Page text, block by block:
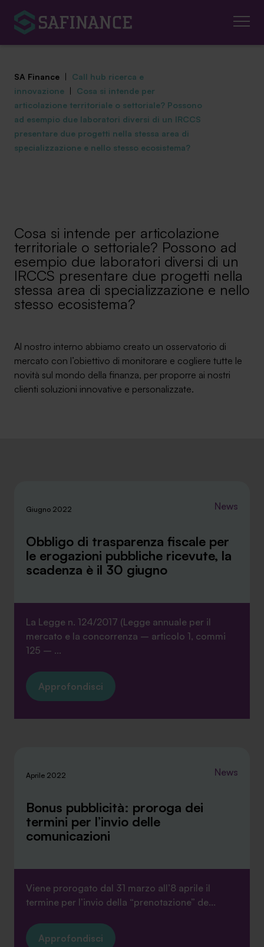
Mediazione Creditizia
Chi siamo
Ambassador
Contatti
info@safinance.it
SA Finance | Call hub ricerca e
innovazione | Cosa si intende per
articolazione territoriale o settoriale? Possono
ad esempio due laboratori diversi di un IRCCS
presentare due progetti nella stessa area di
specializzazione e nello stesso ecosistema?
Cosa si intende per articolazione
territoriale o settoriale? Possono ad
esempio due laboratori diversi di un
IRCCS presentare due progetti nella
stessa area di specializzazione e nello
stesso ecosistema?
Al nostro interno abbiamo creato un osservatorio di
mercato con l’obiettivo di monitorare e cogliere tutte le
novità sul mondo della finanza, per proporre ai nostri
clienti soluzioni innovative e personalizzate.
Giugno 2022 News
Obbligo di trasparenza fiscale per
le erogazioni pubbliche ricevute, la
scadenza è il 30 giugno
La Legge n. 124/2017 (Legge annuale per il
mercato e la concorrenza – articolo 1, commi
125 – ...
Approfondisci
Aprile 2022 News
Bonus pubblicità: proroga dei
termini per l’invio delle
comunicazioni
Viene prorogato dal 31 marzo all’8 aprile il
termine per l’invio della “prenotazione” de...
Approfondisci